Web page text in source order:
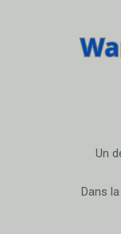
Un
Dans